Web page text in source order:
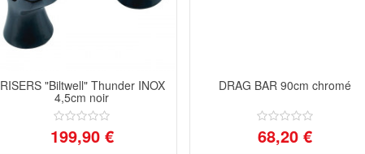
RISERS "Biltwell" Thunder INOX
4,5cm noir
199,90 €
DRAG BAR 90cm chromé
68,20 €